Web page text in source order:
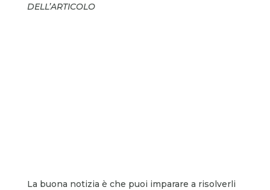
DELL’ARTICOLO
La buona notizia è che puoi imparare a risolverli